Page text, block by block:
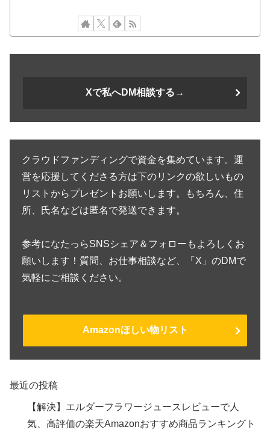
Xで私へDM相談する→
クラウドファンディングで資金を集めています。運
営を応援してくださる方は下のリンクの欲しいもの
リストからプレゼントお願いします。もちろん、住
所、氏名などは匿名で発送できます。
参考になたっらSNSシェア＆フォローもよろしくお
願いします！質問、お仕事相談など、「X」のDMで
気軽にご相談ください。
Amazonほしい物リスト
最近の投稿
【解決】エルダーフラワージュースレビューで人
気、高評価の楽天Amazonおすすめ商品ランキングト